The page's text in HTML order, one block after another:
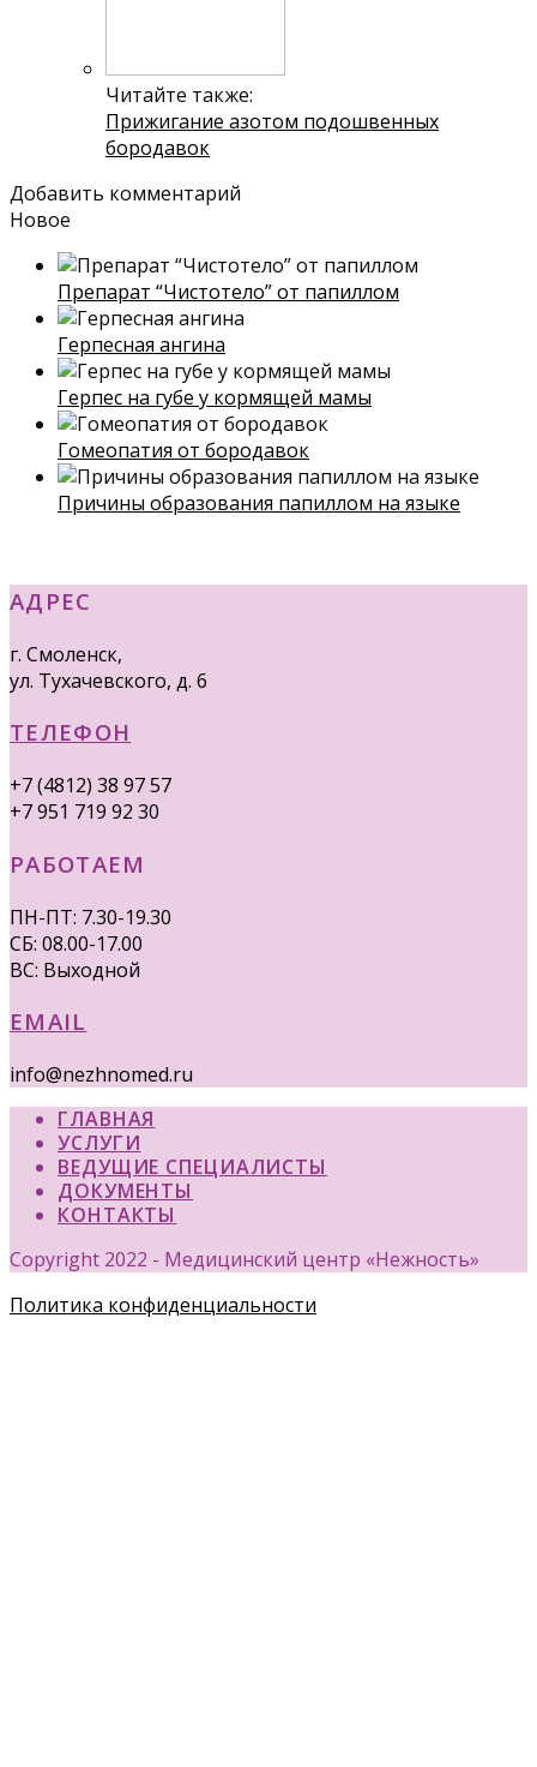
Читайте также:
Прижигание азотом подошвенных
бородавок
Добавить комментарий
Новое
Препарат “Чистотело” от папиллом
Герпесная ангина
Герпес на губе у кормящей мамы
Гомеопатия от бородавок
Причины образования папиллом на языке
АДРЕС
г. Смоленск,
ул. Тухачевского, д. 6
ТЕЛЕФОН
+7 (4812) 38 97 57
+7 951 719 92 30
РАБОТАЕМ
ПН-ПТ: 7.30-19.30
СБ: 08.00-17.00
ВС: Выходной
EMAIL
info@nezhnomed.ru
ГЛАВНАЯ
УСЛУГИ
ВЕДУЩИЕ СПЕЦИАЛИСТЫ
ДОКУМЕНТЫ
КОНТАКТЫ
Copyright 2022 - Медицинский центр «Нежность»
Политика конфиденциальности